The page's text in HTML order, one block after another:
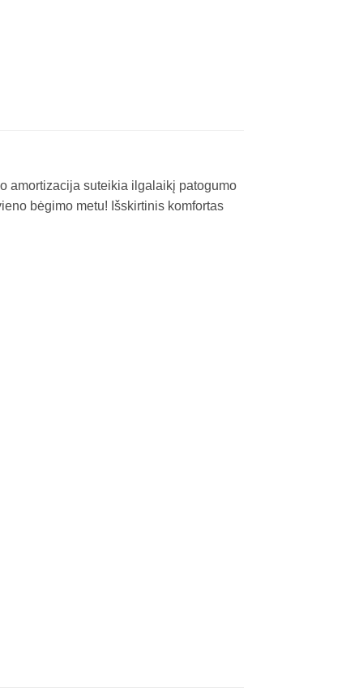
amortizacija suteikia ilgalaikį patogumo
bėgimo metu! Išskirtinis komfortas